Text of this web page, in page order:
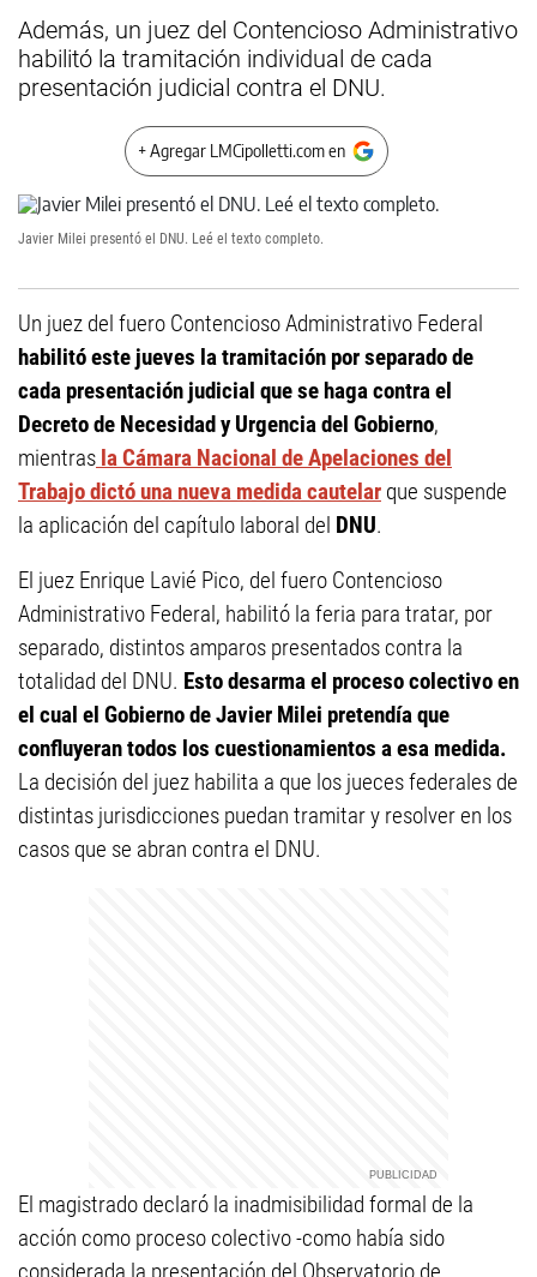
Además, un juez del Contencioso Administrativo
habilitó la tramitación individual de cada
presentación judicial contra el DNU.
+ Agregar LMCipolletti.com en
Javier Milei presentó el DNU. Leé el texto completo.
Un juez del fuero Contencioso Administrativo Federal
habilitó este jueves la tramitación por separado de
cada presentación judicial que se haga contra el
Decreto de Necesidad y Urgencia del Gobierno,
mientras la Cámara Nacional de Apelaciones del
Trabajo dictó una nueva medida cautelar que suspende
la aplicación del capítulo laboral del DNU.
El juez Enrique Lavié Pico, del fuero Contencioso
Administrativo Federal, habilitó la feria para tratar, por
separado, distintos amparos presentados contra la
totalidad del DNU. Esto desarma el proceso colectivo en
el cual el Gobierno de Javier Milei pretendía que
confluyeran todos los cuestionamientos a esa medida.
La decisión del juez habilita a que los jueces federales de
distintas jurisdicciones puedan tramitar y resolver en los
casos que se abran contra el DNU.
El magistrado declaró la inadmisibilidad formal de la
acción como proceso colectivo -como había sido